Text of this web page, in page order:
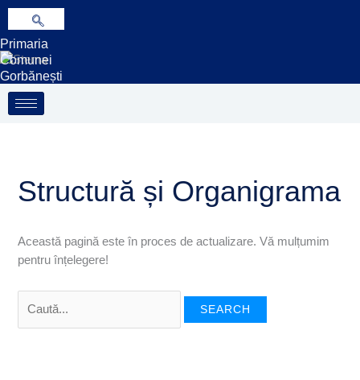
Treci
conținut
Primaria
Comunei
Gorbănești
Structură și Organigrama
Această pagină este în proces de actualizare. Vă mulțumim
pentru înțelegere!
Search
for:
S
e
a
r
c